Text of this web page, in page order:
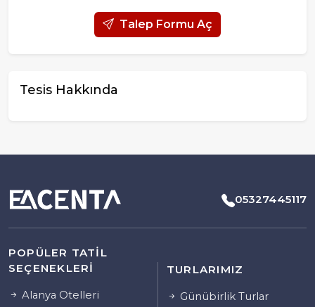
Talep Formu Aç
Tesis Hakkında
05327445117
POPÜLER TATIL
SEÇENEKLERI
Alanya Otelleri
TURLARIMIZ
Günübirlik Turlar